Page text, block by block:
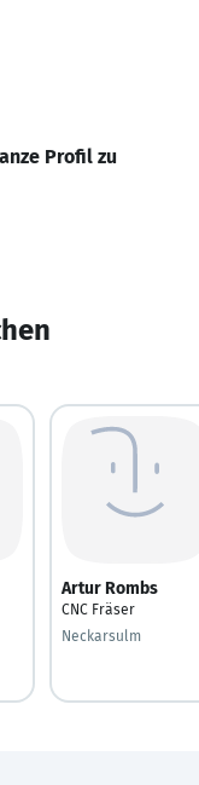
Profil zu
Artur Rombs
CNC Fräser
Neckarsulm